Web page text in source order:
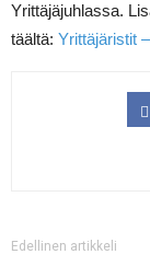
Yrittäjäjuhlassa.
täältä: Yrittäjäristit
Edellinen artikkeli